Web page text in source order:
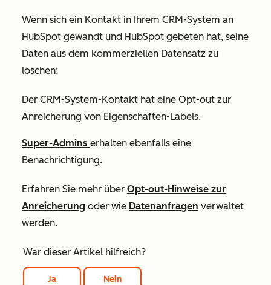
Wenn sich ein Kontakt in Ihrem CRM-System an
HubSpot gewandt und HubSpot gebeten hat, seine
Daten aus dem kommerziellen Datensatz zu
löschen:
Der CRM-System-Kontakt hat eine Opt-out zur
Anreicherung von Eigenschaften-Labels.
Super-Admins erhalten ebenfalls eine
Benachrichtigung.
Erfahren Sie mehr über Opt-out-Hinweise zur
Anreicherung oder wie Datenanfragen verwaltet
werden.
War dieser Artikel hilfreich?
Ja Nein